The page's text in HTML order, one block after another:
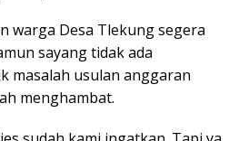
warga Desa Tlekung segera
sayang tidak ada
masalah usulan anggaran
menghambat.